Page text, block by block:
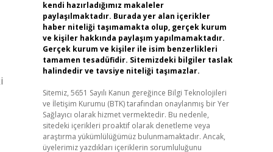
kendi hazırladığımız makaleler
paylaşılmaktadır. Burada yer alan içerikler
haber niteliği taşımamakta olup, gerçek kurum
ve kişiler hakkında paylaşım yapılmamaktadır.
Gerçek kurum ve kişiler ile isim benzerlikleri
tamamen tesadüfidir. Sitemizdeki bilgiler taslak
halindedir ve tavsiye niteliği taşımazlar.
Sitemiz, 5651 Sayılı Kanun gereğince Bilgi Teknolojileri
ve İletişim Kurumu (BTK) tarafından onaylanmış bir Yer
Sağlayıcı olarak hizmet vermektedir. Bu nedenle,
sitedeki içerikleri proaktif olarak denetleme veya
araştırma yükümlülüğümüz bulunmamaktadır. Ancak,
üyelerimiz yazdıkları içeriklerin sorumluluğunu